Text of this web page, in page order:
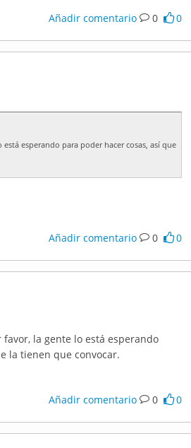
Añadir comentario 0 0
esperando para poder hacer cosas, así que
Añadir comentario 0 0
la gente lo está esperando
la tienen que convocar.
Añadir comentario 0 0